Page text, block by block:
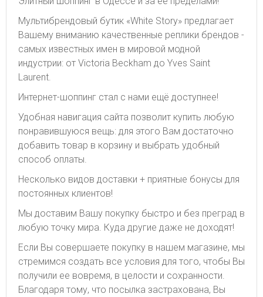
Мультибрендовый бутик «White Story» предлагает
Вашему вниманию качественные реплики брендов -
самых известных имен в мировой модной
индустрии: от Victoria Beckham до Yves Saint
Laurent.
Интернет-шоппинг стал с нами ещё доступнее!
Удобная навигация сайта позволит купить любую
понравившуюся вещь: для этого Вам достаточно
добавить товар в корзину и выбрать удобный
способ оплаты.
Несколько видов доставки + приятные бонусы для
постоянных клиентов!
Мы доставим Вашу покупку быстро и без преград в
любую точку мира. Куда другие даже не доходят!
Если Вы совершаете покупку в нашем магазине, мы
стремимся создать все условия для того, чтобы Вы
получили ее вовремя, в целости и сохранности.
Благодаря тому, что посылка застрахована, Вы